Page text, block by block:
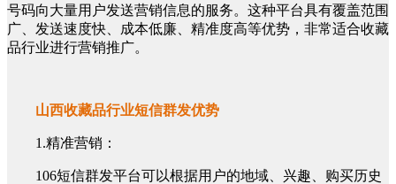
号码向大量用户发送营销信息的服务。这种平台具有覆盖范围
广、发送速度快、成本低廉、精准度高等优势，非常适合收藏
品行业进行营销推广。
山西收藏品行业短信群发优势
1.精准营销：
106短信群发平台可以根据用户的地域、兴趣、购买历史